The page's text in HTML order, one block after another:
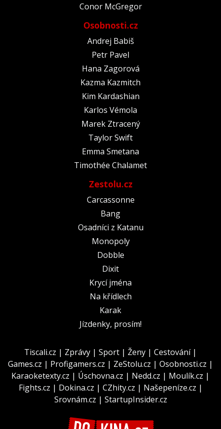
Conor McGregor
Osobnosti.cz
Andrej Babiš
Petr Pavel
Hana Zagorová
Kazma Kazmitch
Kim Kardashian
Karlos Vémola
Marek Ztracený
Taylor Swift
Emma Smetana
Timothée Chalamet
Zestolu.cz
Carcassonne
Bang
Osadníci z Katanu
Monopoly
Dobble
Dixit
Krycí jména
Na křídlech
Karak
Jízdenky, prosím!
Tiscali.cz | Zprávy | Sport | Ženy | Cestování|
Games.cz | Profigamers.cz | ZeStolu.cz | Osobnosti.cz |
Karaoketexty.cz | Úschovna.cz | Nedd.cz | Moulík.cz |
Fights.cz | Dokina.cz | CZhity.cz | Našepeníze.cz |
Srovnám.cz | StartupInsider.cz